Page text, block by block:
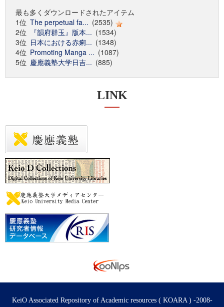
最も多くダウンロードされたアイテム
1位 The perpetual fa... (2535)
2位
『韻府群玉』版本... (1534)
3位 日本における赤痢... (1348)
4位 Promoting Manga ... (1087)
5位 慶應義塾大学日吉... (885)
LINK
KeiO Associated Repository of Academic resources ( KOARA ) -2008-